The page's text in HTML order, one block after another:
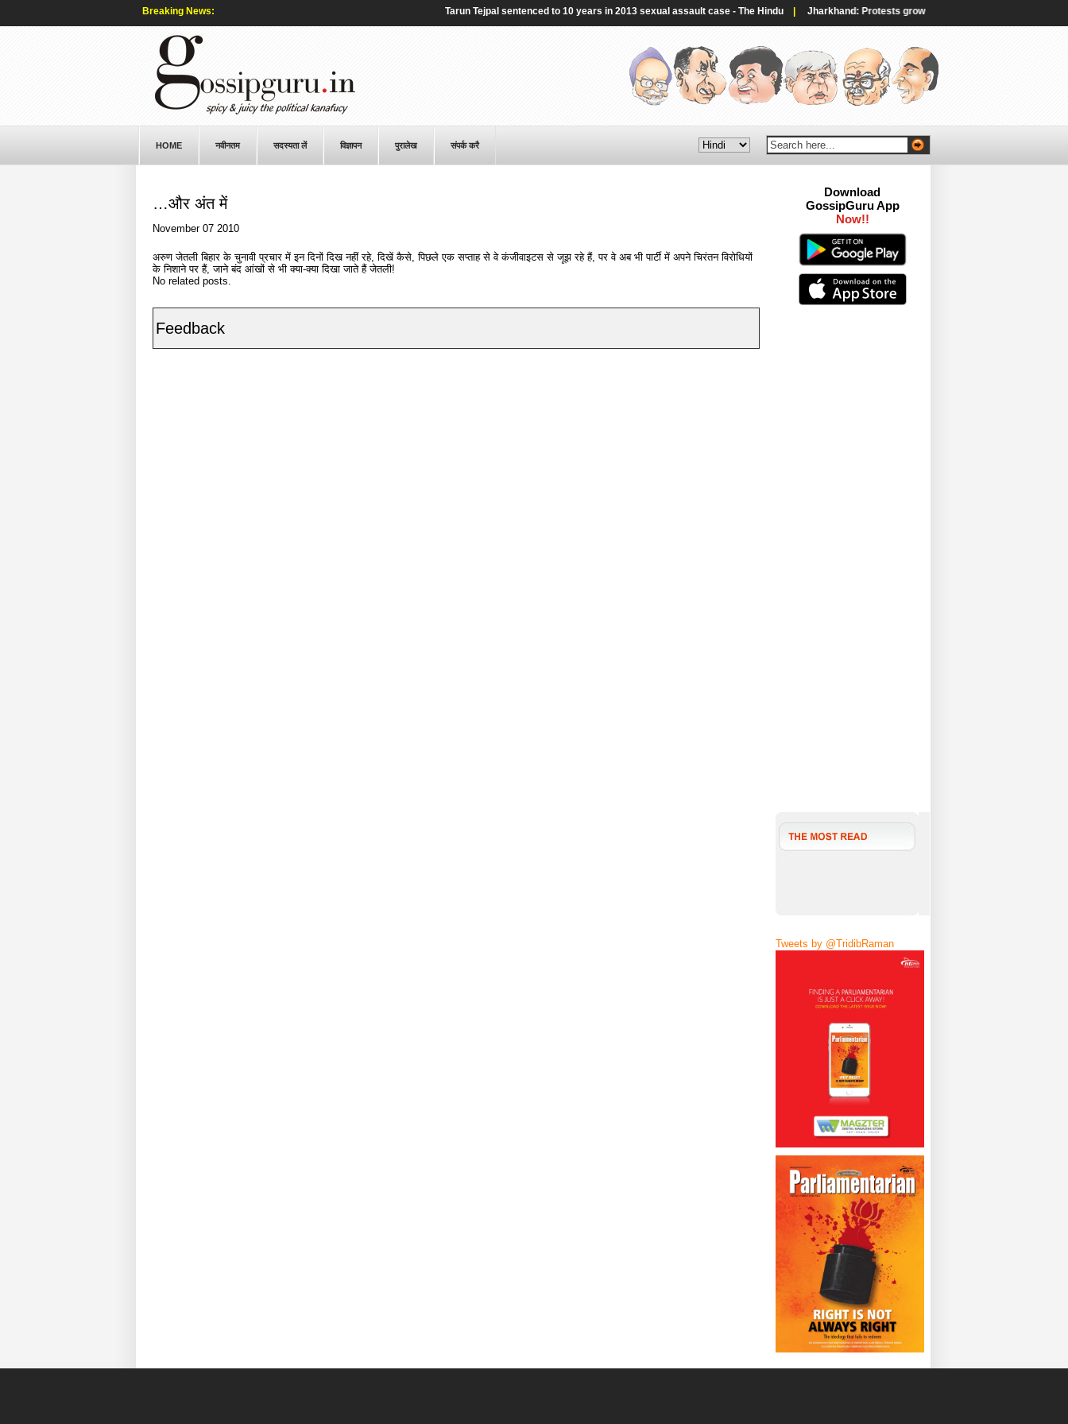
Breaking News: Tarun Tejpal sentenced to 10 years in 2013 sexual assault case - The Hindu| Jharkhand: Protests grow in Indian state over alleged exam
HOME नवीनतम सदस्यता लें विज्ञापन पुरालेख संपर्क करै
…और अंत में
November 07 2010
अरुण जेतली बिहार के चुनावी प्रचार में इन दिनों दिख नहीं रहे, दिखें कैसे, पिछले एक सप्ताह से वे कंजीवाइटस से जूझ रहे हैं, पर वे अब भी पार्टी में अपने चिरंतन विरोधियों
के निशाने पर हैं, जाने बंद आंखों से भी क्या-क्या दिखा जाते हैं जेतली!
No related posts.
Feedback
Download
GossipGuru App
Tweets by @TridibRaman